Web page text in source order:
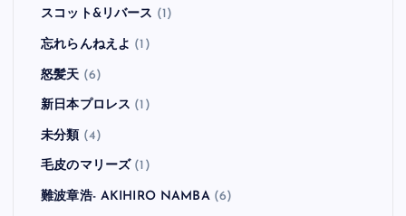
スコット&リバース (1)
忘れらんねえよ (1)
怒髪天 (6)
新日本プロレス (1)
未分類 (4)
毛皮のマリーズ (1)
難波章浩- AKIHIRO NAMBA(6)